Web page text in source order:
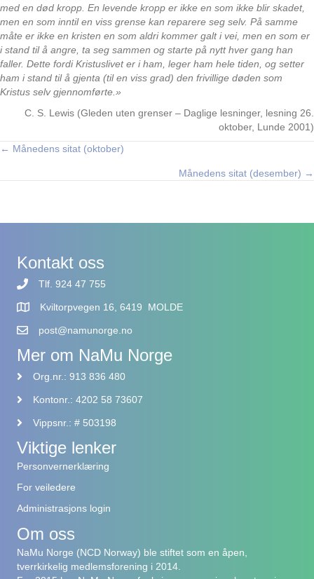
med en død kropp. En levende kropp er ikke en som ikke blir skadet,
men en som inntil en viss grense kan reparere seg selv. På samme
måte er ikke en kristen en som aldri kommer galt i vei, men en som er
i stand til å angre, ta seg sammen og starte på nytt hver gang han
faller. Dette fordi Kristuslivet er i ham, leger ham hele tiden, og setter
ham i stand til å gjenta (til en viss grad) den frivillige døden som
Kristus selv gjennomførte.»
C. S. Lewis (Gleden uten grenser – Daglige lesninger, lesning 26.
oktober, Lunde 2001)
Posts
← Månedens sitat (oktober)
Månedens sitat (desember) →
Kontakt oss
Tlf. 924 47 755
Kviltorpvegen 16, 6419 MOLDE
post@namunorge.no
Mer om NaMu Norge
Org.nr.: 913 836 480
Kontonr.: 4202 58 73607
Vippsnr.: # 503198
Viktige lenker
Personvernerklæring
For veiledere
Administrasjons login
Om oss
NaMu Norge (NCD Norway) ble stiftet som en åpen,
tverrkirkelig medlemsforening i 2014.